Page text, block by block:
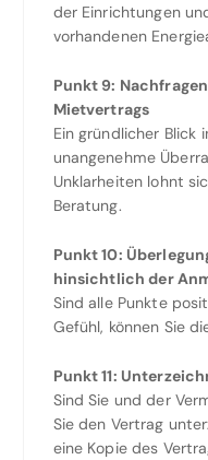
der Einrichtungen
vorhandenen
Punkt 9:
Mietvertrags
Ein gründlicher
unangenehme
Unklarheiten lohnt
Beratung.
Punkt 10:
hinsichtlich der
Sind alle Punkte
Gefühl, können Sie
Punkt 11:
Sind Sie und der
Sie den Vertrag
eine Kopie des